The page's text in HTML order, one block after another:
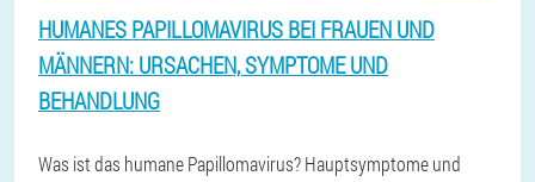
HUMANES PAPILLOMAVIRUS BEI FRAUEN UND
MÄNNERN: URSACHEN, SYMPTOME UND
BEHANDLUNG
Was ist das humane Papillomavirus? Hauptsymptome und